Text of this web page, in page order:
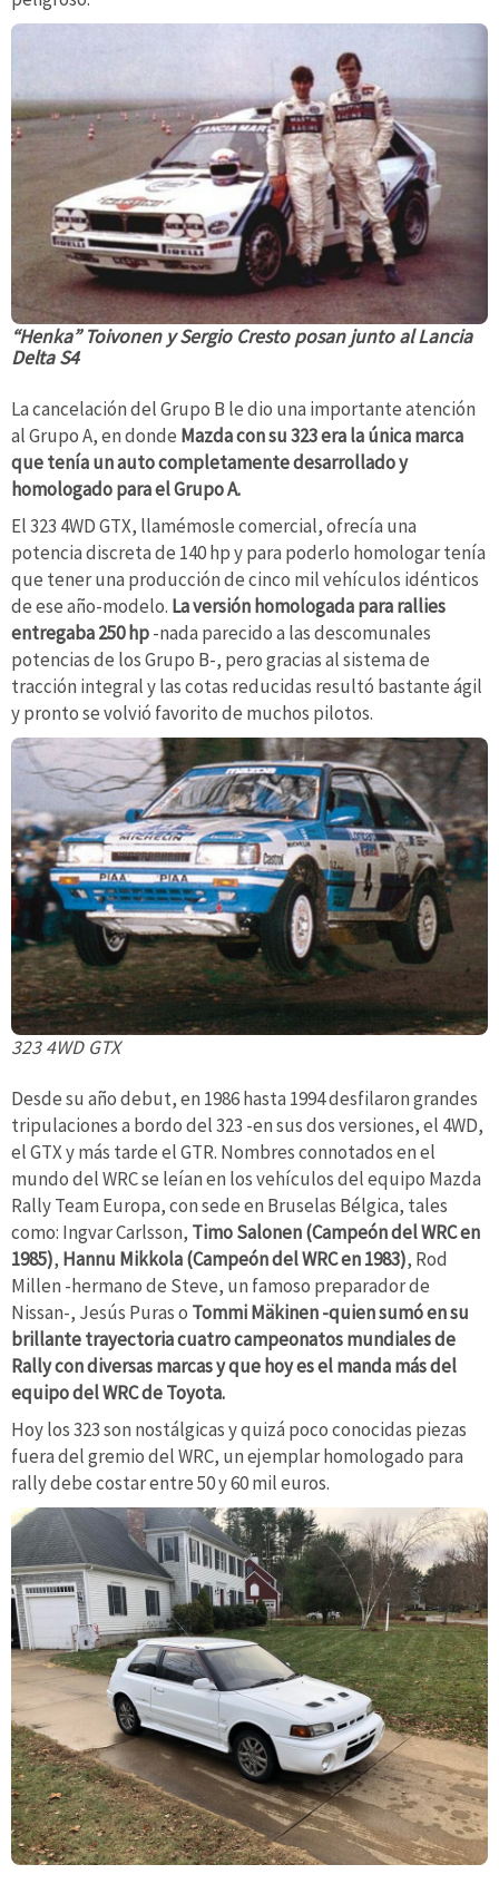
“Henka” Toivonen y Sergio Cresto posan junto alLancia
Delta S4
La cancelación del Grupo B le dio una importante atención
al Grupo A, en donde Mazda con su 323 era la única marca
que tenía un auto completamente desarrollado y
homologado para el Grupo A.
El 323 4WD GTX, llamémosle comercial, ofrecía una
potencia discreta de 140 hp y para poderlo homologar tenía
que tener una producción de cinco mil vehículos idénticos
de ese año-modelo. La versión homologada para rallies
entregaba 250 hp-nada parecido a las descomunales
potencias de los Grupo B-, pero gracias al sistema de
tracción integral y las cotas reducidas resultó bastante ágil
y pronto se volvió favorito de muchos pilotos.
323 4WD GTX
Desde su año debut, en 1986 hasta 1994 desfilaron grandes
tripulaciones a bordo del 323 -en sus dos versiones, el 4WD,
el GTX y más tarde el GTR. Nombres connotados en el
mundo del WRC se leían en los vehículos del equipo Mazda
Rally Team Europa, con sede en Bruselas Bélgica, tales
como: Ingvar Carlsson, Timo Salonen (Campeón del WRC en
1985), Hannu Mikkola (Campeón del WRC en 1983), Rod
Millen -hermano de Steve, un famoso preparador de
Nissan-, Jesús Puras o Tommi Mäkinen -quien sumó en su
brillante trayectoria cuatro campeonatos mundiales de
Rally con diversas marcas y que hoy es el manda más del
equipo del WRC de Toyota.
Hoy los 323 son nostálgicas y quizá poco conocidas piezas
fuera del gremio del WRC, un ejemplar homologado para
rally debe costar entre 50 y 60 mil euros.